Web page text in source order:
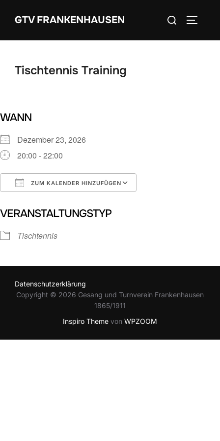
InhaltGTV FRANKENHAUSEN
Suchen
Tischtennis Training
WANN
Dezember 23, 2026
20:00 - 22:00
ZUM KALENDER HINZUFÜGEN
VERANSTALTUNGSTYP
Tischtennis
Datenschutzerklärung
Copyright © 2026 Gesang und Turnverein Frankenhausen
1865/1911
Inspiro Theme von WPZOOM